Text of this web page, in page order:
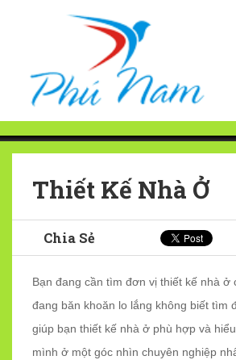
Thiết Kế Nhà Ở
Chia Sẻ
Bạn đang cần tìm đơn vị thiết kế nhà ở
đang băn khoăn lo lắng không biết tìm
giúp bạn thiết kế nhà ở phù hợp và
mình ở một góc nhìn chuyên nghiệp